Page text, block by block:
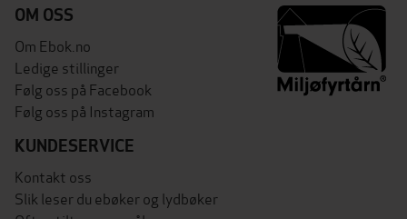
OM OSS
Om Ebok.no
Ledige stillinger
Følg oss på Facebook
Følg oss på Instagram
KUNDESERVICE
Kontakt oss
Slik leser du ebøker og lydbøker